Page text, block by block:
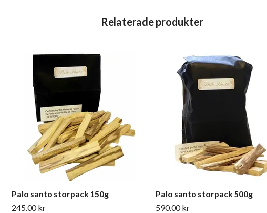
Palo santo storpack 150g
245.00 kr
Palo santo storpack 500g
590.00 kr